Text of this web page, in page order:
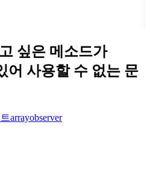
싶은 메소드가
어 사용할 수 없는 문
arrayobserver